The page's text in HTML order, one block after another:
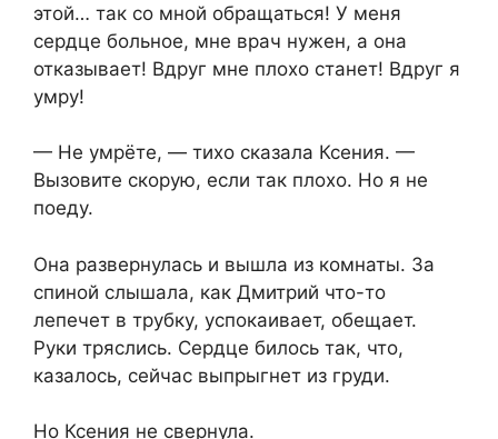
этой… так со мной обращаться! У меня
сердце больное, мне врач нужен, а она
отказывает! Вдруг мне плохо станет! Вдруг я
умру!
— Не умрёте, — тихо сказала Ксения. —
Вызовите скорую, если так плохо. Но я не
поеду.
Она развернулась и вышла из комнаты. За
спиной слышала, как Дмитрий что-то
лепечет в трубку, успокаивает, обещает.
Руки тряслись. Сердце билось так, что,
казалось, сейчас выпрыгнет из груди.
Но Ксения не свернула.